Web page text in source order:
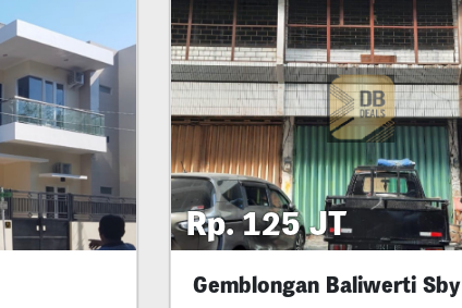
Rp. 125 JT
Gemblongan Baliwerti Sby